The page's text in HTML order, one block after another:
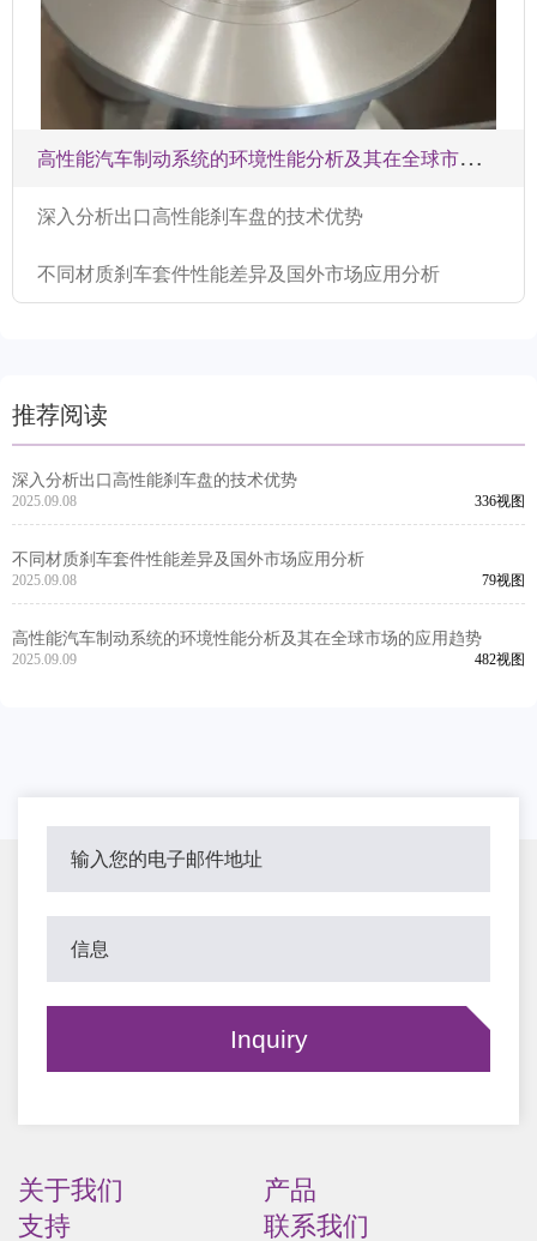
高
性能汽车制动系统的环境性能分析及其在全球市场的应用趋势
深入分析出口高性能刹车盘的技术优势
不同材质刹车套件性能差异及国外市场应用分析
推荐阅读
深入分析出口高性能刹车盘的技术优势
2025.09.08 336视图
不同材质刹车套件性能差异及国外市场应用分析
2025.09.08 79视图
高性能汽车制动系统的环境性能分析及其在全球市场的应用趋势
2025.09.09 482视图
关于我们
产品
支持
联系我们